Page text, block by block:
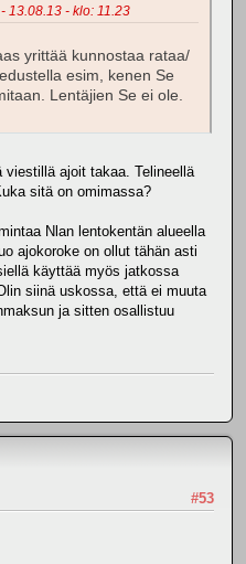
13.08.13 - klo: 11.23
yrittää kunnostaa rataa/
esim, kenen Se
Lentäjien Se ei ole.
ajoit takaa. Telineellä
sitä on omimassa?
Nlan lentokentän alueella
ajokoroke on ollut tähän asti
käyttää myös jatkossa
siinä uskossa, että ei muuta
ja sitten osallistuu
#53